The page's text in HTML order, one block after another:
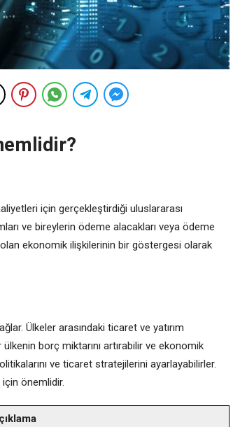
için gerçekleştirdiği uluslararası
ve bireylerin ödeme alacakları veya ödeme
ekonomik ilişkilerinin bir göstergesi olarak
Ülkeler arasındaki ticaret ve yatırım
borç miktarını artırabilir ve ekonomik
ve ticaret stratejilerini ayarlayabilirler.
önemlidir.